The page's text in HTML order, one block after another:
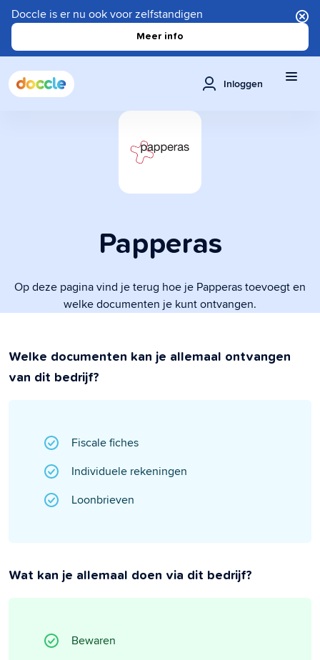
Doccle is er nu ook voor zelfstandigen
Meer info
Inloggen
Papperas
Op deze pagina vind je terug hoe je Papperas toevoegt en
welke documenten je kunt ontvangen.
Welke documenten kan je allemaal ontvangen
van dit bedrijf?
Fiscale fiches
Individuele rekeningen
Loonbrieven
Wat kan je allemaal doen via dit bedrijf?
Bewaren